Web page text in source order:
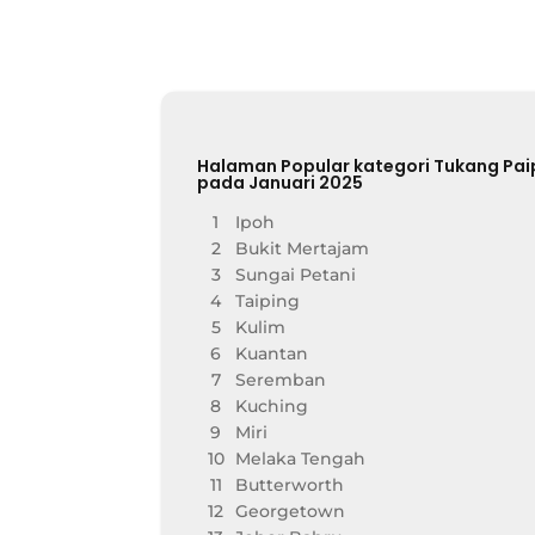
Halaman Popular kategori Tukang
pada Januari 2025
1
Ipoh
2
Bukit Mertajam
3
Sungai Petani
4
Taiping
5
Kulim
6
Kuantan
7
Seremban
8
Kuching
9
Miri
10 Melaka Tengah
11
Butterworth
12 Georgetown